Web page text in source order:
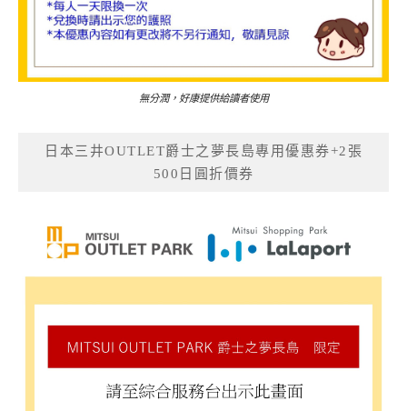
無分潤，好康提供給讀者使用
日本三井OUTLET爵士之夢長島專用優惠券+2張
500日圓折價券